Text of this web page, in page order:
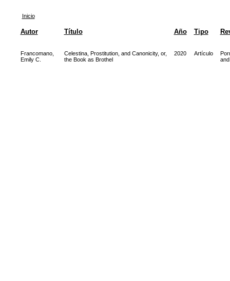
Inicio
Autor Título Año Tipo
Francomano,
Emily C.
Celestina, Prostitution, and Canonicity, or,
the Book as Brothel
2020 Artículo